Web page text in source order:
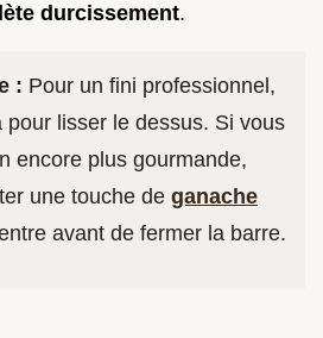
durcissement.
: Pour un fini professionnel,
pour lisser le dessus. Si vous
encore plus gourmande,
une touche de ganache
avant de fermer la barre.